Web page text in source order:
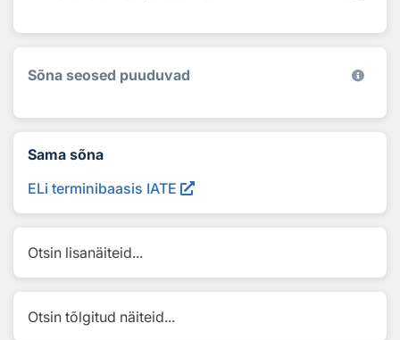
Sõna seosed puuduvad
Sama sõna
ELi terminibaasis IATE
Otsin lisanäiteid...
Otsin tõlgitud näiteid...